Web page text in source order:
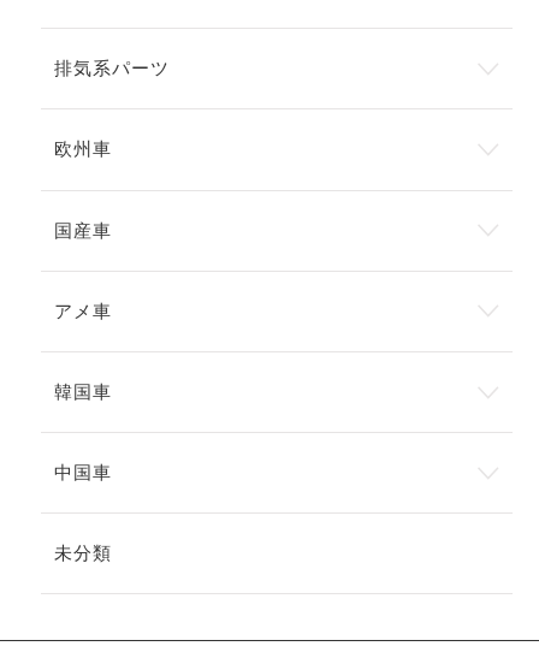
排気系パーツ
欧州車
国産車
アメ車
韓国車
中国車
未分類